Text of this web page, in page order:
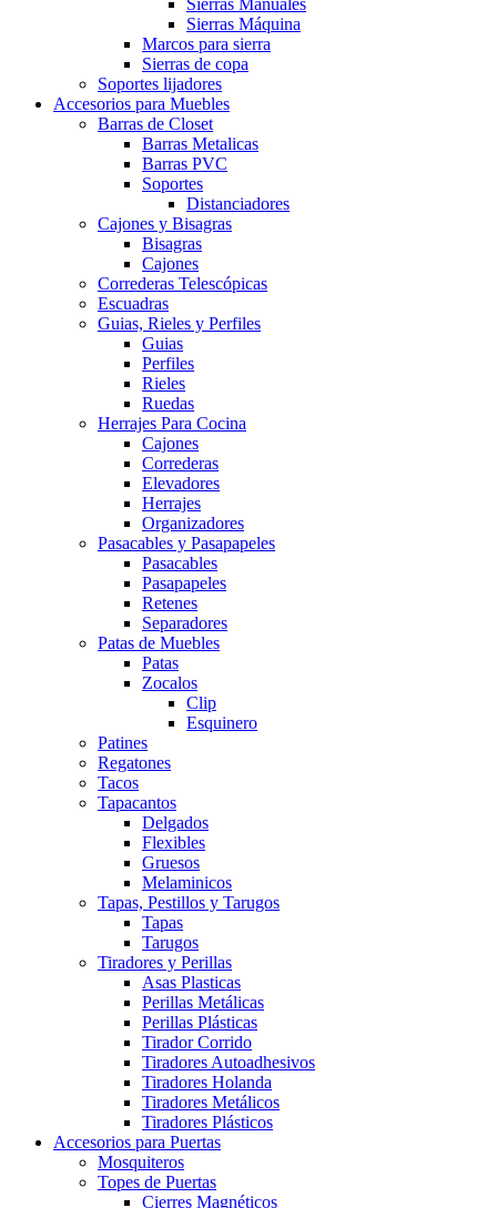
Sierras Máquina
Marcos para sierra
Sierras de copa
Soportes lijadores
Accesorios para Muebles
Barras de Closet
Barras Metalicas
Barras PVC
Soportes
Distanciadores
Cajones y Bisagras
Bisagras
Cajones
Correderas Telescópicas
Escuadras
Guias, Rieles y Perfiles
Guias
Perfiles
Rieles
Ruedas
Herrajes Para Cocina
Cajones
Correderas
Elevadores
Herrajes
Organizadores
Pasacables y Pasapapeles
Pasacables
Pasapapeles
Retenes
Separadores
Patas de Muebles
Patas
Zocalos
Clip
Esquinero
Patines
Regatones
Tacos
Tapacantos
Delgados
Flexibles
Gruesos
Melaminicos
Tapas, Pestillos y Tarugos
Tapas
Tarugos
Tiradores y Perillas
Asas Plasticas
Perillas Metálicas
Perillas Plásticas
Tirador Corrido
Tiradores Autoadhesivos
Tiradores Holanda
Tiradores Metálicos
Tiradores Plásticos
Accesorios para Puertas
Mosquiteros
Topes de Puertas
Cierres Magnéticos